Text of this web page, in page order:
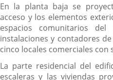
En la planta baja se
acceso y los elementos
espacios comunitarios
instalaciones y contadores
cinco locales comerciales con
La parte residencial del
escaleras y las viviendas